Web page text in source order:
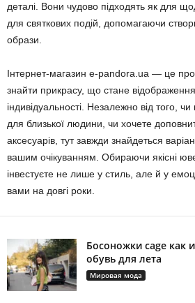
деталі. Вони чудово підходять як для
для святкових подій, допомагаючи
образи.
Інтернет-магазин e-pandora.ua — це
знайти прикрасу, що стане
індивідуальності. Незалежно від того,
для близької людини, чи хочете
аксесуарів, тут завжди знайдеться
вашим очікуванням. Обираючи якісні
інвестуєте не лише у стиль, але й у
вами на довгі роки.
Босоножки cage как
обувь для лета
Мировая мода